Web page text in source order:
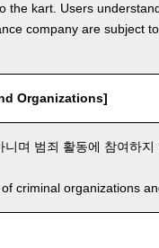
the kart. Users
company are subject
Organizations]
며 범죄 활동에 참여하지
criminal organizations